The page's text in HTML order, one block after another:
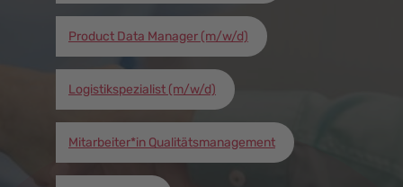
Product Data Manager (m/w/d)
Logistikspezialist (m/w/d)
Mitarbeiter*in Qualitätsmanagement